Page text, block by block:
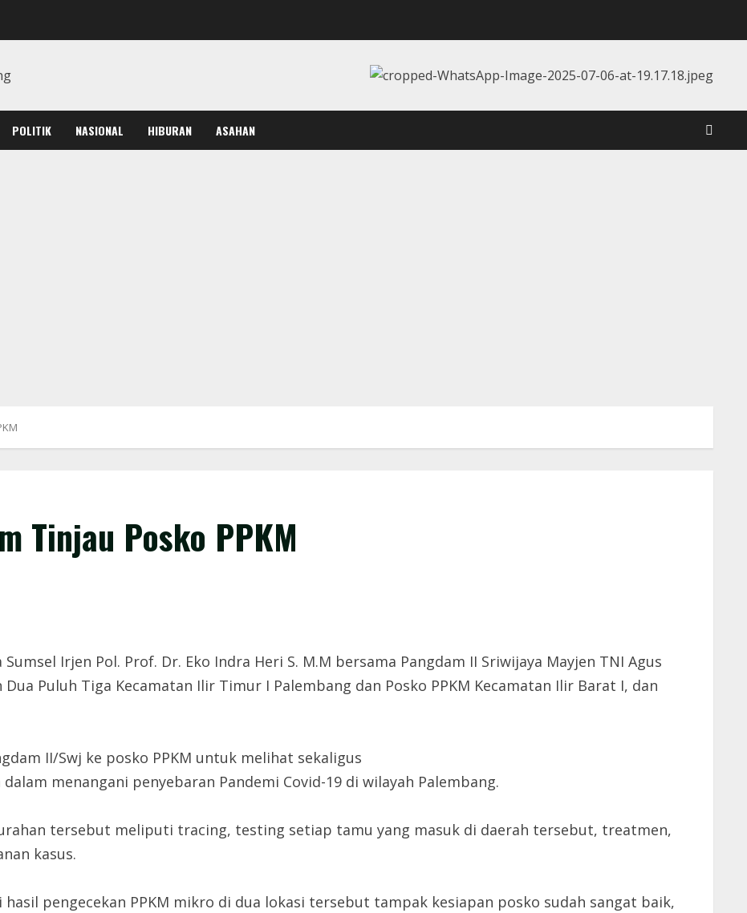
POLITIK NASIONAL HIBURAN ASAHAN
Tinjau Posko PPKM
Irjen Pol. Prof. Dr. Eko Indra Heri S. M.M bersama Pangdam II Sriwijaya Mayjen TNI Agus
Puluh Tiga Kecamatan Ilir Timur I Palembang dan Posko PPKM Kecamatan Ilir Barat I, dan
II/Swj ke posko PPKM untuk melihat sekaligus
menangani penyebaran Pandemi Covid-19 di wilayah Palembang.
tersebut meliputi tracing, testing setiap tamu yang masuk di daerah tersebut, treatmen,
kasus.
hasil pengecekan PPKM mikro di dua lokasi tersebut tampak kesiapan posko sudah sangat baik,